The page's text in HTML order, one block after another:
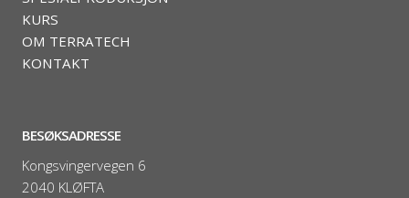
KURS
OM TERRATECH
KONTAKT
BESØKSADRESSE
Kongsvingervegen 6
2040 KLØFTA